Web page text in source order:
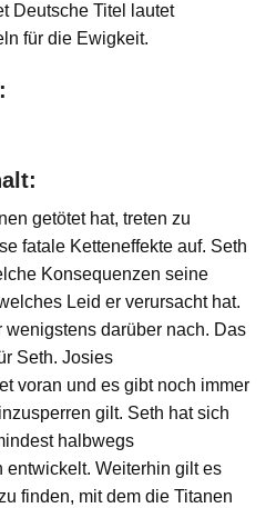
Deutsche Titel lautet
für die Ewigkeit.
getötet hat, treten zu
fatale Ketteneffekte auf. Seth
Konsequenzen seine
Leid er verursacht hat.
wenigstens darüber nach. Das
Seth. Josies
voran und es gibt noch immer
gilt. Seth hat sich
halbwegs
entwickelt. Weiterhin gilt es
finden, mit dem die Titanen